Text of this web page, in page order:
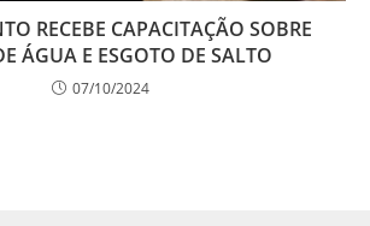
RECEBE CAPACITAÇÃO SOBRE
ÁGUA E ESGOTO DE SALTO
07/10/2024